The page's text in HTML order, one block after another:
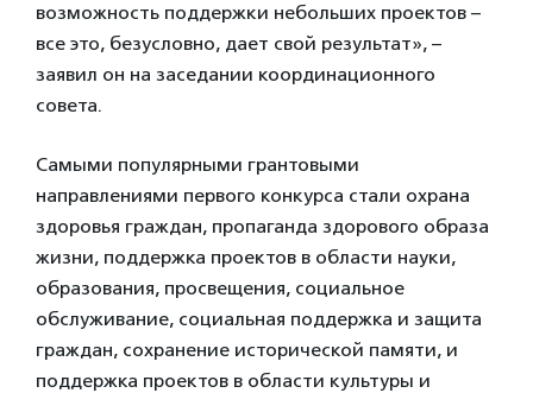
возможность поддержки небольших проектов –
все это, безусловно, дает свой результат», –
заявил он на заседании координационного
совета.
Самыми популярными грантовыми
направлениями первого конкурса стали охрана
здоровья граждан, пропаганда здорового образа
жизни, поддержка проектов в области науки,
образования, просвещения, социальное
обслуживание, социальная поддержка и защита
граждан, сохранение исторической памяти, и
поддержка проектов в области культуры и